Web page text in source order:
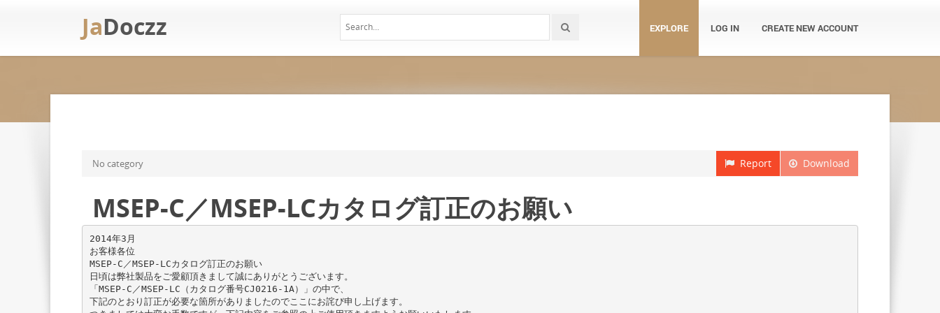
JaDoczz EXPLORE LOG IN CREATE NEW ACCOUNT
Download
Report
No category
MSEP-C／MSEP-LCカタログ訂正のお願い
2014年3月
お客様各位
MSEP-C／MSEP-LCカタログ訂正のお願い
日頃は弊社製品をご愛顧頂きまして誠にありがとうございます。
「MSEP-C／MSEP-LC（カタログ番号CJ0216-1A）」の中で、
下記のとおり訂正が必要な箇所がありましたのでここにお詫び申し上げます。